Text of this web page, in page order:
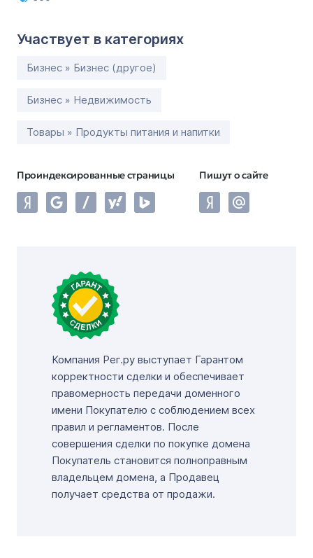
Участвует в категориях
Бизнес » Бизнес (другое)
Бизнес » Недвижимость
Товары » Продукты питания и напитки
Проиндексированные страницы Пишут о сайте
Компания Рег.ру выступает Гарантом
корректности сделки и обеспечивает
правомерность передачи доменного
имени Покупателю с соблюдением всех
правил и регламентов. После
совершения сделки по покупке домена
Покупатель становится полноправным
владельцем домена, а Продавец
получает средства от продажи.